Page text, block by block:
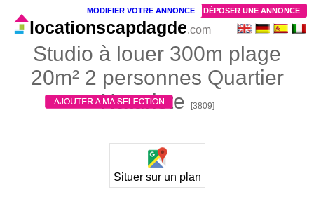
Studio à louer 300m plage
20m² 2 personnes Quartier
Naturiste
[3809]
locationscapdagde.com
Situer sur un plan
DÉPOSER UNE ANNONCE
MODIFIER VOTRE ANNONCE